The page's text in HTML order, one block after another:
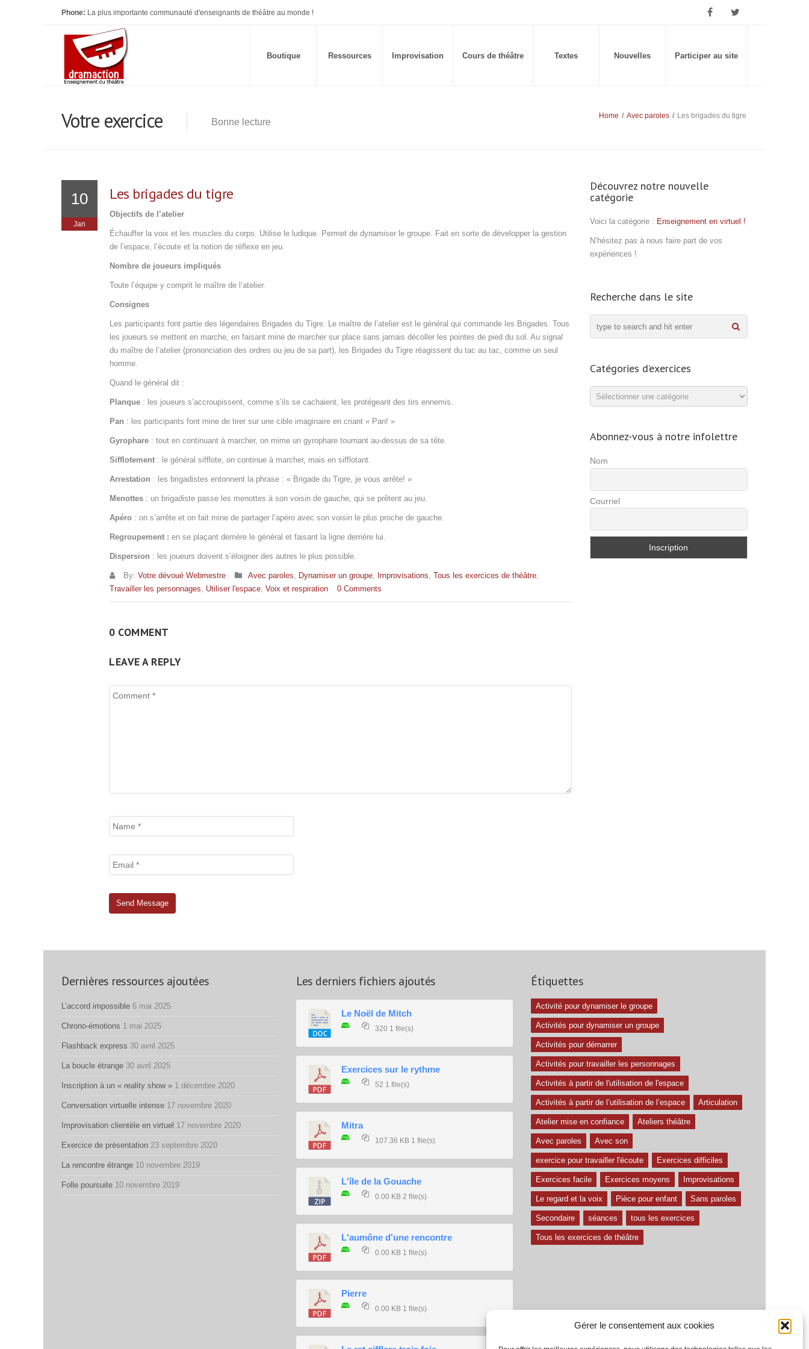
Gérer le consentement aux cookies
Phone: La plus importante communauté d'enseignants de théâtre au monde !
Boutique Ressources Improvisation Cours de théâtre Textes Nouvelles Participer au site
Votre exercice Bonne lecture
Home / Avec paroles / Les brigades du tigre
10
Jan
Les brigades du tigre
Objectifs de l’atelier
Échauffer la voix et les muscles du corps. Utilise le ludique. Permet de dynamiser le groupe. Fait en sorte de développer la gestion
de l’espace, l’écoute et la notion de réflexe en jeu.
Nombre de joueurs impliqués
Toute l’équipe y comprit le maître de l’atelier.
Consignes
Les participants font partie des légendaires Brigades du Tigre. Le maître de l’atelier est le général qui commande les Brigades. Tous
les joueurs se mettent en marche, en faisant mine de marcher sur place sans jamais décoller les pointes de pied du sol. Au signal
du maître de l’atelier (prononciation des ordres ou jeu de sa part), les Brigades du Tigre réagissent du tac au tac, comme un seul
homme.
Quand le général dit :
Planque : les joueurs s’accroupissent, comme s’ils se cachaient, les protégeant des tirs ennemis.
Pan : les participants font mine de tirer sur une cible imaginaire en criant « Pan! »
Gyrophare : tout en continuant à marcher, on mime un gyrophare tournant au-dessus de sa tête.
Sifflotement : le général sifflote, on continue à marcher, mais en sifflotant.
Arrestation : les brigadistes entonnent la phrase : « Brigade du Tigre, je vous arrête! »
Menottes : un brigadiste passe les menottes à son voisin de gauche, qui se prêtent au jeu.
Apéro : on s’arrête et on fait mine de partager l’apéro avec son voisin le plus proche de gauche.
Regroupement : en se plaçant derrière le général et faisant la ligne derrière lui.
Dispersion : les joueurs doivent s’éloigner des autres le plus possible.
By: Votre dévoué Webmestre Avec paroles, Dynamiser un groupe, Improvisations, Tous les exercices de théâtre,
Travailler les personnages, Utiliser l'espace, Voix et respiration 0 Comments
0 COMMENT
LEAVE A REPLY
Découvrez notre nouvelle
catégorie
Voici la catégorie : Enseignement en virtuel !
N’hésitez pas à nous faire part de vos
expériences !
Recherche dans le site
Catégories d’exercices
Catégories
d’exercices
Abonnez-vous à notre infolettre
Nom
Courriel
Dernières ressources ajoutées
L’accord impossible 6 mai 2025
Chrono-émotions 1 mai 2025
Flashback express 30 avril 2025
La boucle étrange 30 avril 2025
Inscription à un « reality show » 1 décembre 2020
Conversation virtuelle intense 17 novembre 2020
Improvisation clientèle en virtuel 17 novembre 2020
Exercice de présentation 23 septembre 2020
La rencontre étrange 10 novembre 2019
Folle poursuite 10 novembre 2019
Les derniers fichiers ajoutés
Le Noël de Mitch
320 1 file(s)
Exercices sur le rythme
52 1 file(s)
Mitra
107.36 KB 1 file(s)
L'île de la Gouache
0.00 KB 2 file(s)
L'aumône d'une rencontre
0.00 KB 1 file(s)
Pierre
0.00 KB 1 file(s)
Étiquettes
Activité pour dynamiser le groupe
Activités pour dynamiser un groupe
Activités pour démarrer
Activités pour travailler les personnages
Activités à partir de l'utilisation de l'espace
Activités à partir de l’utilisation de l’espace Articulation
Atelier mise en confiance Ateliers théâtre
Avec paroles Avec son
exercice pour travailler l'écoute Exercices difficiles
Exercices facile Exercices moyens Improvisations
Le regard et la voix Pièce pour enfant Sans paroles
Secondaire séances tous les exercices
Tous les exercices de théâtre